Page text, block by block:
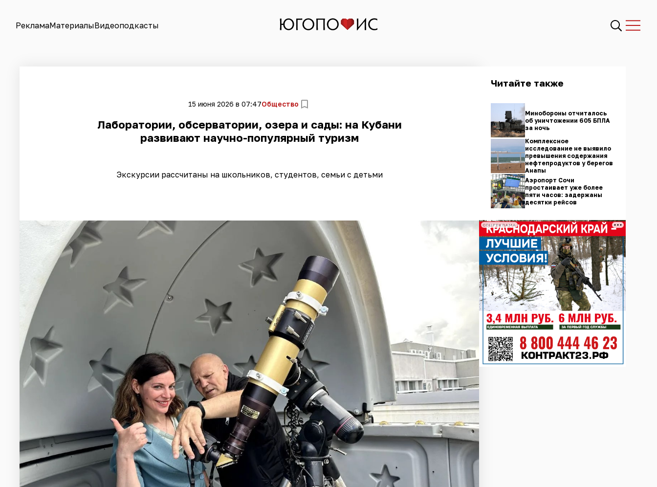
РекламаМатериалыВидеоподкасты
15 июня 2026 в 07:47Общество
Лаборатории, обсерватории, озера и сады: на Кубани
развивают научно-популярный туризм
Экскурсии рассчитаны на школьников, студентов, семьи с детьми
Читайте также
Минобороны отчиталось
об уничтожении 605 БПЛА
за ночь
Комплексное
исследование не выявило
превышения содержания
нефтепродуктов у берегов
Анапы
Аэропорт Сочи
простаивает уже более
пяти часов: задержаны
десятки рейсов
СОЦРЕКЛАМА